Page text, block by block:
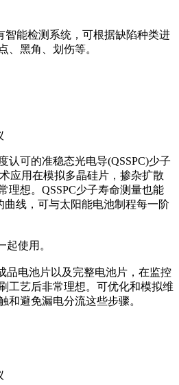
智能检测系统，可根据缺陷种类进
、黑角、划伤等。
认可的准稳态光电导(QSSPC)少子
应用在模拟多晶硅片，掺杂扩散
理想。QSSPC少子寿命测量也能
曲线，可与太阳能电池制程每一阶
起使用。
品电池片以及完整电池片，在监控
工艺后非常理想。可优化和模拟维
和避免漏电分流这些步骤。